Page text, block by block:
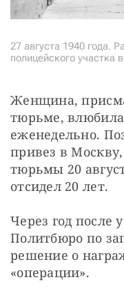
27 августа 1940
полицейского участка
Женщина,
тюрьме,
еженедельно.
привез в
тюрьмы 20
отсидел 20 лет.
Через год после
Политбюро по
решение о
«операции».